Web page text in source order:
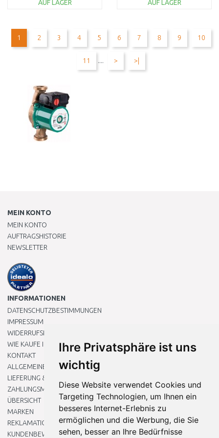
Ihre Privatsphäre ist uns
wichtig
Diese Website verwendet Cookies und
Targeting Technologien, um Ihnen ein
besseres Internet-Erlebnis zu
ermöglichen und die Werbung, die Sie
sehen, besser an Ihre Bedürfnisse
AUF LAGER
Vergleichen
AUF LAGER
Vergleichen
1 2 3 4 5 6 7 8 9 10
11 .... > >|
MEIN KONTO
MEIN KONTO
AUFTRAGSHISTORIE
NEWSLETTER
INFORMATIONEN
DATENSCHUTZBESTIMMUNGEN
IMPRESSUM
WIDERRUFSRECHT
WIE KAUFE ICH EIN?
KONTAKT
ALLGEMEINEN GESCHÄFTSBEDINGUNGEN
LIEFERUNG & ZAHLUNG
ZAHLUNGSMETHODEN
ÜBERSICHT
MARKEN
REKLAMATIONEN UND RETOUREN
KUNDENBEWERTUNG